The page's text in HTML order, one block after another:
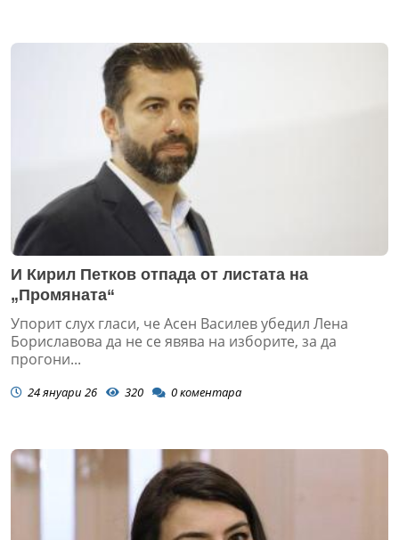
И Кирил Петков отпада от листата на
„Промяната“
Упорит слух гласи, че Асен Василев убедил Лена
Бориславова да не се явява на изборите, за да
прогони...
24 януари 26 320 0коментара